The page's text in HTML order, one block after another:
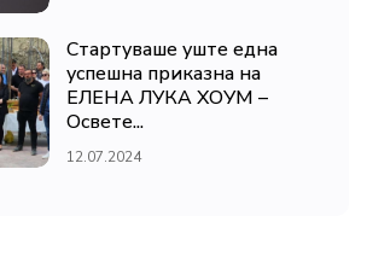
Стартуваше уште една
успешна приказна на
ЕЛЕНА ЛУКА ХОУМ –
Освете...
12.07.2024